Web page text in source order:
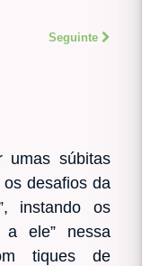
Seguinte
súbitas
desafios da
instando os
a ele” nessa
tiques de